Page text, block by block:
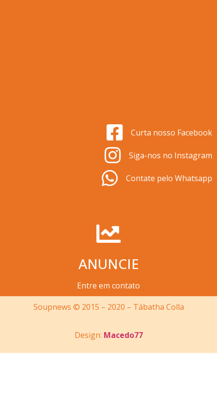
Curta nosso Facebook
Siga-nos no Instagram
Contate pelo Whatsapp
ANUNCIE
Entre em contato
Soupnews © 2015 – 2020 – Tábatha Colla
Design: Macedo77